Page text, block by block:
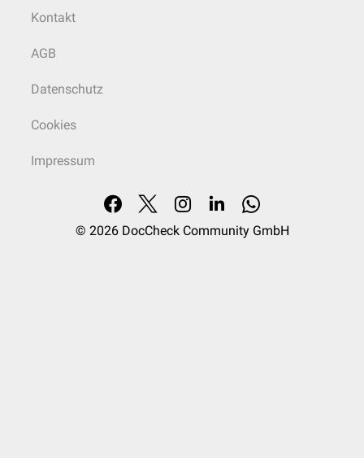
Kontakt
AGB
Datenschutz
Cookies
Impressum
© 2026 DocCheck Community GmbH